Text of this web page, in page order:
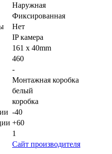
Наружная
Фиксированная
Нет
IP камера
161 x 40mm
460
-
Монтажная коробка
белый
коробка
-40
+60
1
Сайт производителя